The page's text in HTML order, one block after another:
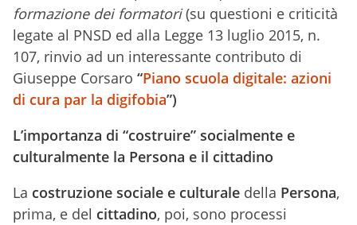
formazione dei formatori(su questioni e criticità
legate al PNSD ed alla Legge 13 luglio 2015, n.
107, rinvio ad un interessante contributo di
Giuseppe Corsaro “Piano scuola digitale: azioni
di cura par la digifobia”)
L’importanza di “costruire” socialmente e
culturalmente la Persona e il cittadino
La costruzione sociale e culturale della Persona,
prima, e del cittadino, poi, sono processi